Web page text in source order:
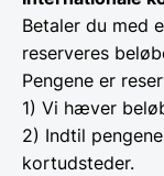
Betaler du med
reserveres
Pengene er
1) Vi hæver
2) Indtil
kortudsteder.